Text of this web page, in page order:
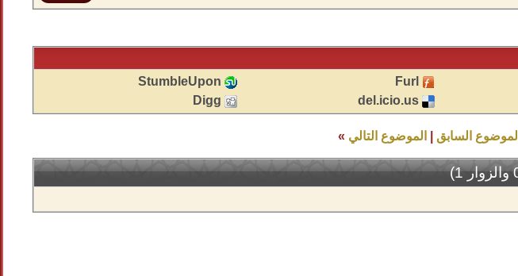
Furl
StumbleUpon
del.icio.us
Digg
الموضوع السابق الموضوع التالي »